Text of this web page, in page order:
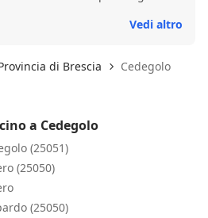
In particolare Mario si è
sia nell’illustrare
Ha seguito la pratica con grande
ha tenuta costantemente
Sono rimasta pienamente
seria, competente e affidabile. La
Mario!
Vedi altro
di Brescia Cedegolo
a Cedegolo
(25051)
(25050)
(25050)